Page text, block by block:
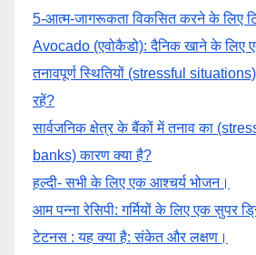
5-आत्म-जागरूकता विकसित करने के लिए
Avocado (एवोकैडो): दैनिक खाने के लिए
तनावपूर्ण स्थितियों (stressful
रहें?
सार्वजनिक क्षेत्र के बैंकों में तनाव का
banks) कारण क्या है?
हल्दी- सभी के लिए एक आश्चर्य भोजन।
आम पन्ना रेसिपी: गर्मियों के लिए एक सुपर
टेटनस : यह क्या है: संकेत और लक्षण।